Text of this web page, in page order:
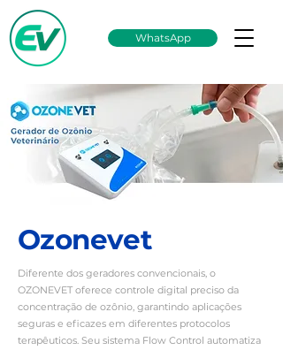
WhatsApp
Ozonevet
Diferente dos geradores convencionais, o
OZONEVET oferece controle digital preciso da
concentração de ozônio, garantindo aplicações
seguras e eficazes em diferentes protocolos
terapêuticos. Seu sistema Flow Control automatiza